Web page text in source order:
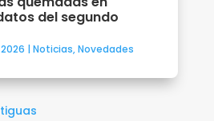
del segundo
| Noticias,Novedades